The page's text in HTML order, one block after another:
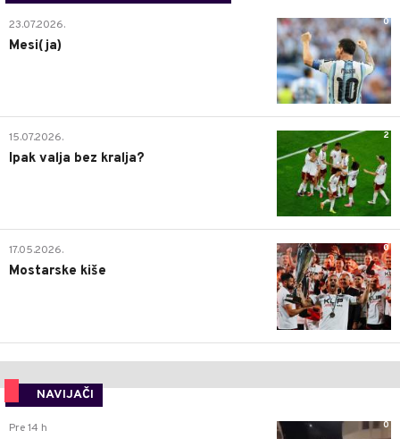
0
23.07.2026.
Mesi(ja)
2
15.07.2026.
Ipak valja bez kralja?
0
17.05.2026.
Mostarske kiše
NAVIJAČI
0
Pre 14 h